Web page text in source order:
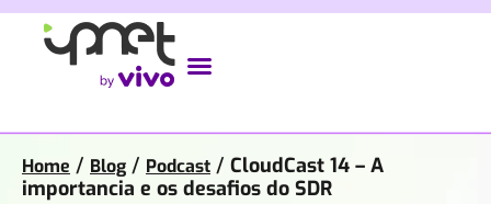
Home / Blog / Podcast / CloudCast 14 – A
importancia e os desafios do SDR